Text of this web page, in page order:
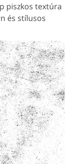
piszkos textúra
és stílusos